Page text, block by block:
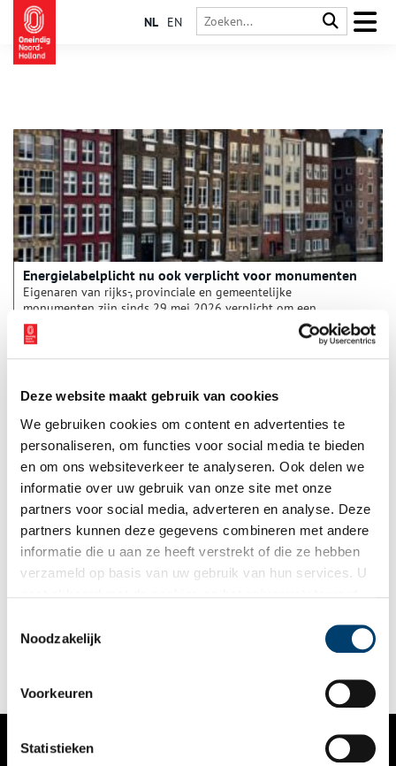
Deze website maakt gebruik van cookies
We gebruiken cookies om content en advertenties te
personaliseren, om functies voor social media te bieden
en om ons websiteverkeer te analyseren. Ook delen we
informatie over uw gebruik van onze site met onze
partners voor social media, adverteren en analyse. Deze
partners kunnen deze gegevens combineren met andere
informatie die u aan ze heeft verstrekt of die ze hebben
verzameld op basis van uw gebruik van hun services. U
Noodzakelijk
Voorkeuren
Statistieken
NL EN
Energielabelplicht nu ook verplicht voor monumenten
Eigenaren van rijks-, provinciale en gemeentelijke
monumenten zijn sinds 29 mei 2026 verplicht om een
energielabel te laten opstellen. Daarmee verdwijnt de
uitzondering die eerst van toepassing was voor monumenten.
De nieuwe verplichting vloeit voort uit Europese regelgeving
Binnenkijker: stolpboerderij in Overleek
Voor de serie ‘Binnenkijker’ van Boerderijenstichting Noord-
Holland gaat agrarisch erfgoed specialist Anna Groentjes op
de stolp. De interieurs verschillen nog meer van elkaar dan de
buitenkanten. Bij woonboerderijen zien we de zoektocht naar
oorspronkelijke indeling. Deze keer reist Anna af naar een
stolpboerderij in Overleek.